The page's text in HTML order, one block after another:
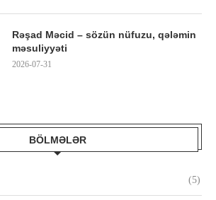
Rəşad Məcid – sözün nüfuzu, qələmin
məsuliyyəti
2026-07-31
BÖLMƏLƏR
(5)